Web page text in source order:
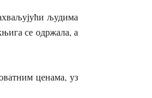
људима
се одржала, а
ценама, уз